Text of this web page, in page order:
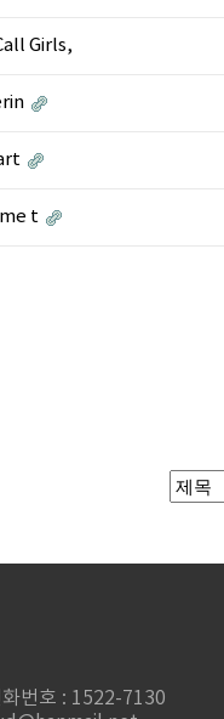
Girls,
t
번호 : 1522-7130